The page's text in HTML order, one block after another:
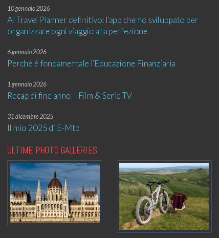
10 gennaio 2026
AI Travel Planner definitivo: l’app che ho sviluppato per
organizzare ogni viaggio alla perfezione
6 gennaio 2026
Perché è fondamentale l’Educazione Finanziaria
1 gennaio 2026
Recap di fine anno – Film & Serie TV
31 dicembre 2025
Il mio 2025 di E-Mtb
ULTIME PHOTO GALLERIES